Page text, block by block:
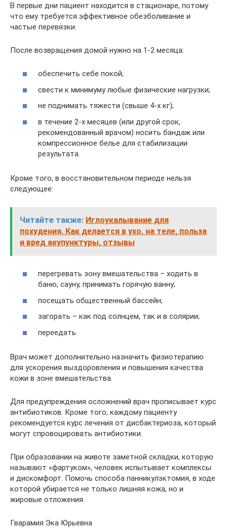
В первые дни пациент находится в стационаре, потому
что ему требуется эффективное обезболивание и
частые перевязки.
После возвращения домой нужно на 1-2 месяца:
обеспечить себе покой;
свести к минимуму любые физические нагрузки;
не поднимать тяжести (свыше 4-х кг);
в течение 2-х месяцев (или другой срок,
рекомендованный врачом) носить бандаж или
компрессионное белье для стабилизации
результата.
Кроме того, в восстановительном периоде нельзя
следующее:
Читайте также: Иглоукалывание для
похудения. Как делается в ухо, на теле, польза
и вред акупунктуры, отзывы
перегревать зону вмешательства – ходить в
баню, сауну, принимать горячую ванну;
посещать общественный бассейн;
загорать – как под солнцем, так и в солярии;
переедать.
Врач может дополнительно назначить физиотерапию
для ускорения выздоровления и повышения качества
кожи в зоне вмешательства.
Для предупреждения осложнений врач прописывает курс
антибиотиков. Кроме того, каждому пациенту
рекомендуется курс лечения от дисбактериоза, который
могут спровоцировать антибиотики.
При образовании на животе заметной складки, которую
называют «фартуком», человек испытывает комплексы
и дискомфорт. Помочь способа панникулэктомия, в ходе
которой убирается не только лишняя кожа, но и
жировые отложения.
Гварамия Эка Юрьевна